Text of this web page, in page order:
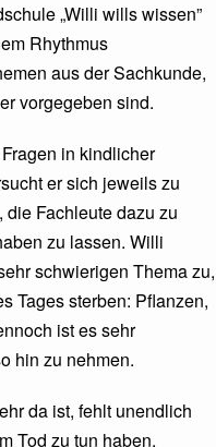
„Willi wills wissen”
Rhythmus
aus der Sachkunde,
vorgegeben sind.
in kindlicher
er sich jeweils zu
die Fachleute dazu zu
zu lassen. Willi
schwierigen Thema zu,
Tages sterben: Pflanzen,
ist es sehr
hin zu nehmen.
da ist, fehlt unendlich
Tod zu tun haben.